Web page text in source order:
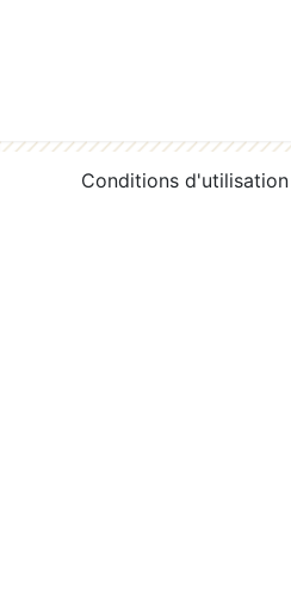
Conditions d'utilisation